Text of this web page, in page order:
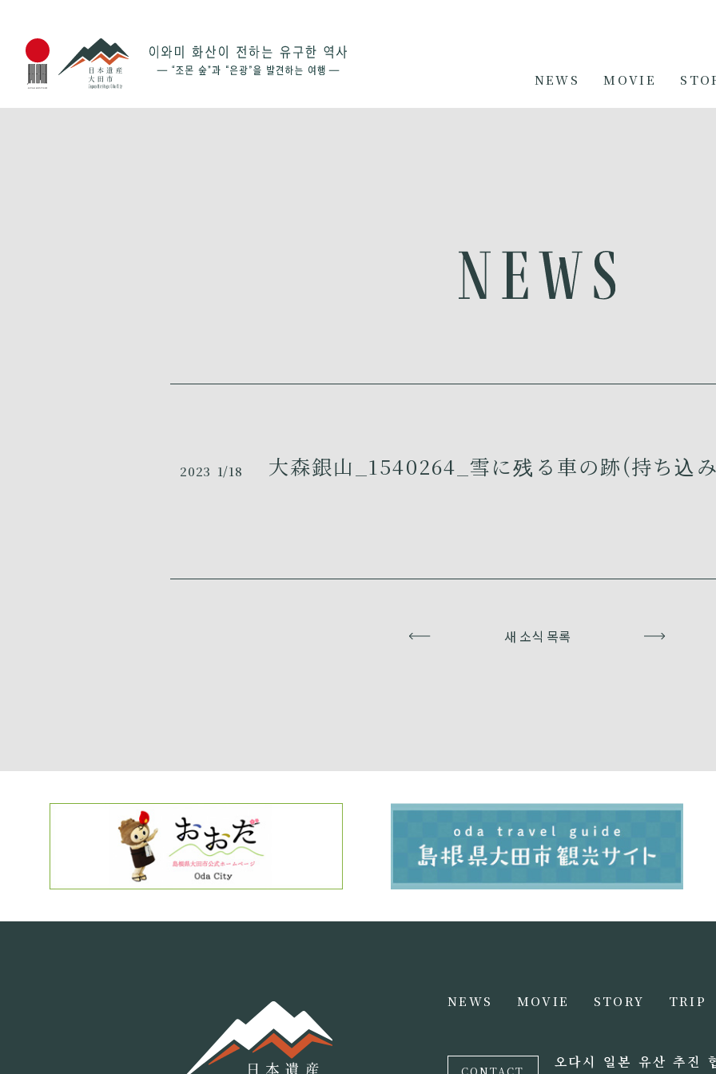
NEWS MOVIE
2023 1/18 大森銀山_1540264_雪に残る車の跡(持ち込
새 소식 목록
NEWS MOVIE STORY TRIP
오다시 일본 유산 추진